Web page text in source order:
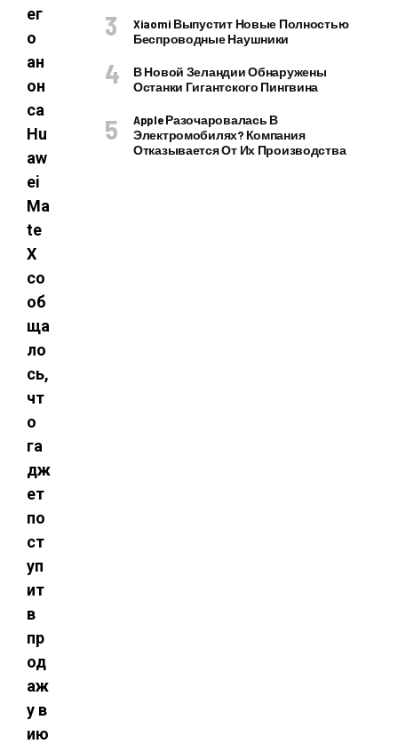
ег
о
ан
он
са
Hu
aw
ei
Ma
te
X
со
об
ща
ло
сь,
чт
о
га
дж
ет
по
ст
уп
ит
в
пр
од
аж
у в
ию
Xiaomi Выпустит Новые Полностью
Беспроводные Наушники
В Новой Зеландии Обнаружены
Останки Гигантского Пингвина
Apple Разочаровалась В
Электромобилях? Компания
Отказывается От Их Производства